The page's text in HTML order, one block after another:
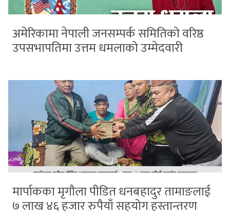
अमेरिकामा नेपाली जनसम्पर्क समितिको वरिष्ठ
उपसभापतिमा उत्तम धमलाको उम्मेदवारी
मार्पाकका मृगौला पीडित धनबहादुर तामाङलाई
७ लाख ४६ हजार रुपैयाँ सहयोग हस्तान्तरण